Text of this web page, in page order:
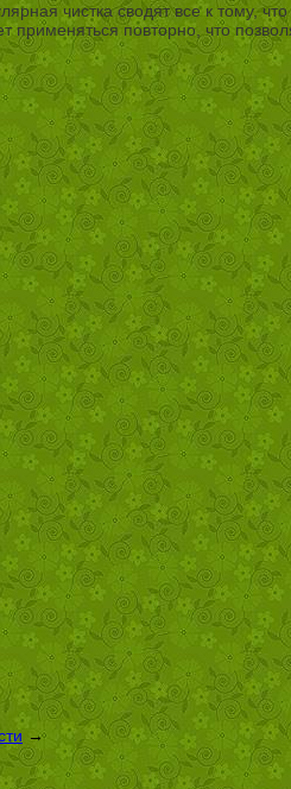
чистка сводят все к тому,
повторно, что
→